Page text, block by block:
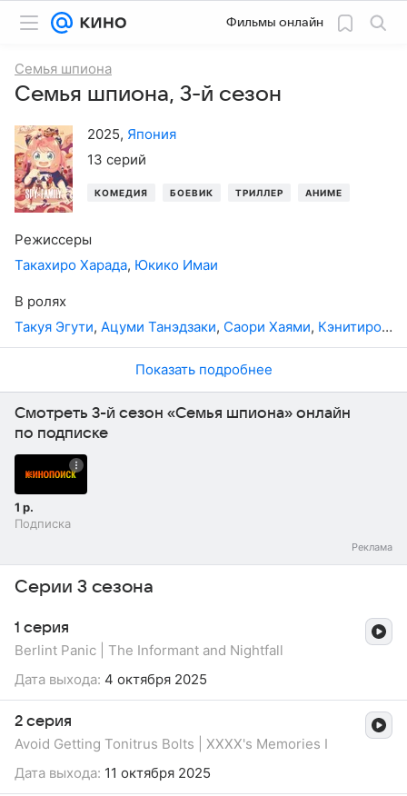
Фильмы онлайн
Семья шпиона
Семья шпиона, 3-й сезон
2025, Япония
13 серий
КОМЕДИЯ БОЕВИК ТРИЛЛЕР АНИМЕ
Режиссеры
Такахиро Харада, Юкико Имаи
В ролях
Такуя Эгути, Ацуми Танэдзаки, Саори Хаями, Кэнитиро Мацуда
Показать подробнее
Смотреть 3-й сезон «Семья шпиона» онлайн
по подписке
1 р.
Подписка
Серии 3 сезона
1 серия
Berlint Panic | The Informant and Nightfall
Дата выхода: 4 октября 2025
2 серия
Avoid Getting Tonitrus Bolts | XXXX's Memories I
Дата выхода: 11 октября 2025